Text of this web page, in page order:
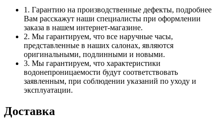
1. Гарантию на производственные дефекты, подробнее
Вам расскажут наши специалисты при оформлении
заказа в нашем интернет-магазине.
2. Мы гарантируем, что все наручные часы,
представленные в наших салонах, являются
оригинальными, подлинными и новыми.
3. Мы гарантируем, что характеристики
водонепроницаемости будут соответствовать
заявленным, при соблюдении указаний по уходу и
эксплуатации.
Доставка